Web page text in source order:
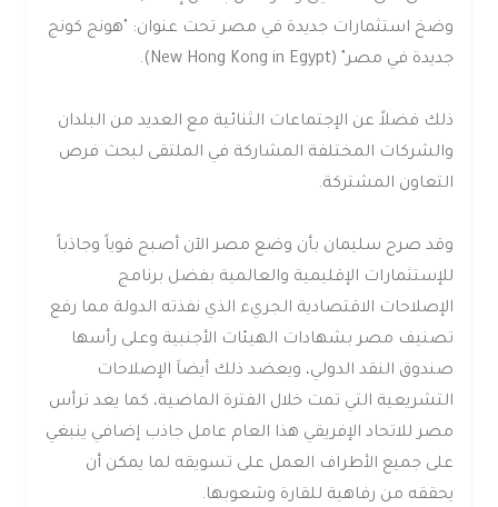
وضخ استثمارات جديدة في مصر تحت عنوان: "هونج كونج
جديدة في مصر" (New Hong Kong in Egypt).
ذلك فضلاً عن الإجتماعات الثنائية مع العديد من البلدان
والشركات المختلفة المشاركة في الملتقى لبحث فرص
التعاون المشتركة.
وقد صرح سليمان بأن وضع مصر الآن أصبح قوياً وجاذباً
للإستثمارات الإقليمية والعالمية بفضل برنامج
الإصلاحات الاقتصادية الجريء الذي نفذته الدولة مما رفع
تصنيف مصر بشهادات الهيئات الأجنبية وعلى رأسها
صندوق النقد الدولي، ويعضد ذلك أيضاَ الإصلاحات
التشريعية التي تمت خلال الفترة الماضية، كما يعد ترأس
مصر للاتحاد الإفريقي هذا العام عامل جاذب إضافي ينبغي
على جميع الأطراف العمل على تسويقه لما يمكن أن
يحققه من رفاهية للقارة وشعوبها.